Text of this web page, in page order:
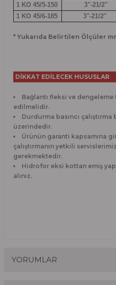
1 KO 45/5-150
3"-21/2"
1 KO 45/6-185
3"-21/2"
* Yukarıda Belirtilen Ölçüler
DİKKAT EDİLECEK HUSUSLAR
Bağlantı fleksi ve dengeleme
edilmelidir.
Durdurma basıncı çalıştırma
üzerindedir.
Ürünün garanti kapsamına
çalıştırmanın yetkili
gerekmektedir.
Hidrofor eksi kottan emiş
alınız.
YORUMLAR